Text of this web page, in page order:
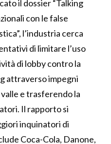
il dossier “Talking
con le false
l’industria cerca
di limitare l’uso
di lobby contro la
attraverso impegni
e trasferendo la
Il rapporto si
inquinatori di
Coca-Cola, Danone,